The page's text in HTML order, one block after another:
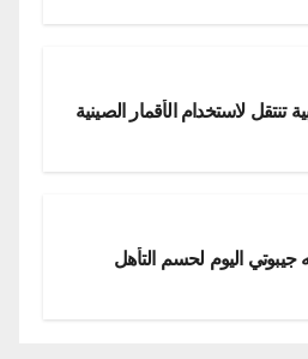
تنتقل لاستخدام الأقمار الصينية
اليوم لحسم التأهل